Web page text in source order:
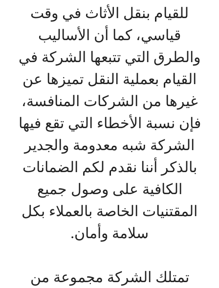
للقيام بنقل الأثاث في وقت
قياسي، كما أن الأساليب
والطرق التي تتبعها الشركة في
القيام بعملية النقل تميزها عن
غيرها من الشركات المنافسة،
فإن نسبة الأخطاء التي تقع فيها
الشركة شبه معدومة والجدير
بالذكر أننا نقدم لكم الضمانات
الكافية على وصول جميع
المقتنيات الخاصة بالعملاء بكل
سلامة وأمان.
تمتلك الشركة مجموعة من